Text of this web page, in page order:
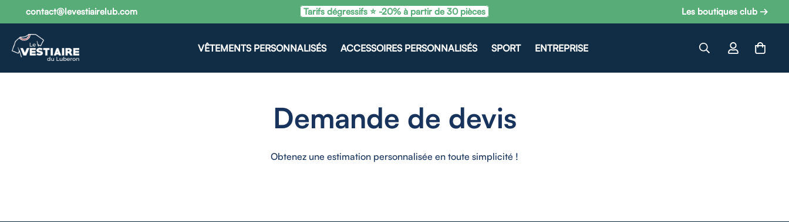
contact@levestiairelub.com Tarifs dégressifs ⭐ -20% à partir de 30 pièces Les boutiques club →
VÊTEMENTS PERSONNALISÉS ACCESSOIRES PERSONNALISÉS SPORT ENTREPRISE
Demande de devis
Obtenez une estimation personnalisée en toute simplicité !